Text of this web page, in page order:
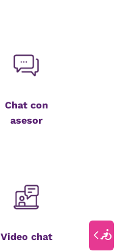
Chat con
asesor
Video chat